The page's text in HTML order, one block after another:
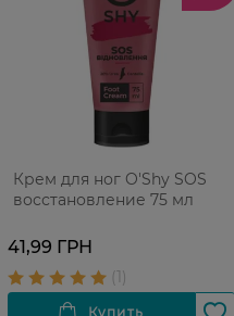
Крем для ног O'Shy SOS
восстановление 75 мл
41,99 ГРН